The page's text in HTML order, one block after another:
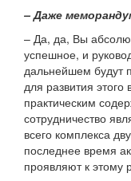
– Даже
– Да, да, Вы
успешное, и
дальнейшем будут
для развития
практическим
сотрудничество
всего комплекса
последнее время
проявляют к этому